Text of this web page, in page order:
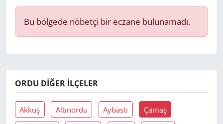
Bu bölgede nöbetçi bir eczane bulunamadı.
ORDU DIĞER İLÇELER
Akkuş Altınordu Aybastı Çamaş
Yerel